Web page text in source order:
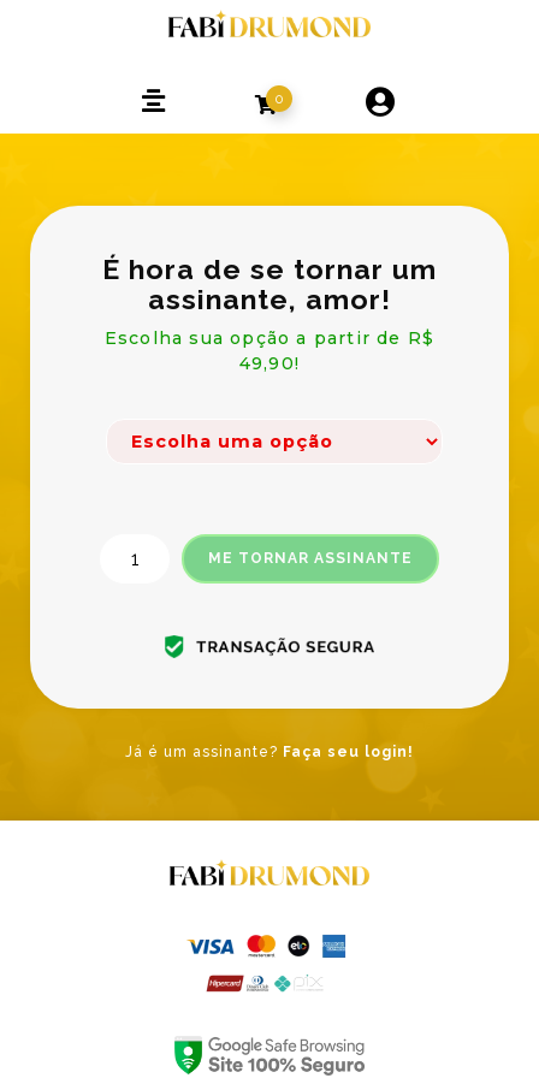
0
É hora de se tornar um
assinante, amor!
Escolha sua opção a partir de R$
49,90!
ME TORNAR ASSINANTE
Já é um assinante? Faça seu login!